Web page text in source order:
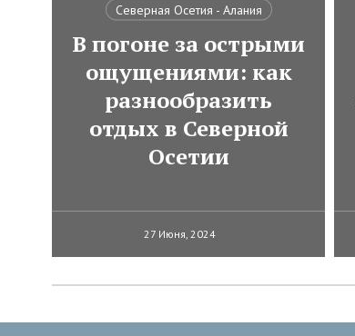
Северная Осетия - Алания
В погоне за острыми
ощущениями: как
разнообразить
отдых в Северной
Осетии
27 Июня, 2024